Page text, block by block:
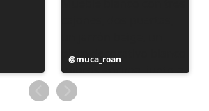
Publicación
realizada
por
muca_roan